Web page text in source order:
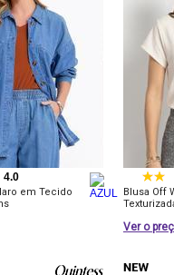
4.0
em Tecido
Blusa Off
Ver o